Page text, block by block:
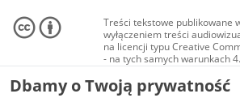
Treści tekstowe publikowane
wyłączeniem treści
na licencji typu Creative
- na tych samych warunkach
Materiały audiowizualne, w
audio i wideo, są
Creative Commons: uznanie
Dbamy o Twoją prywatność